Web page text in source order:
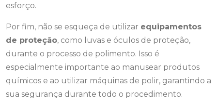
esforço.
Por fim, não se esqueça de utilizar equipamentos
de proteção, como luvas e óculos de proteção,
durante o processo de polimento. Isso é
especialmente importante ao manusear produtos
químicos e ao utilizar máquinas de polir, garantindo a
sua segurança durante todo o procedimento.